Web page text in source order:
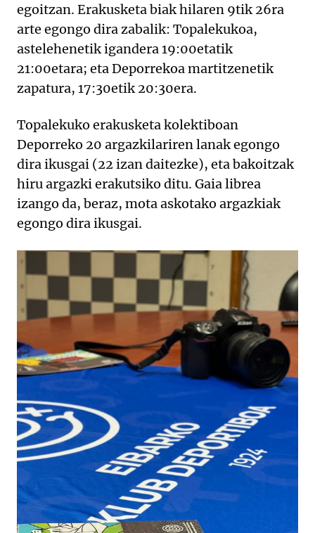
egoitzan. Erakusketa biak hilaren 9tik 26ra
arte egongo dira zabalik: Topalekukoa,
astelehenetik igandera 19:00etatik
21:00etara; eta Deporrekoa martitzenetik
zapatura, 17:30etik 20:30era.
Topalekuko erakusketa kolektiboan
Deporreko 20 argazkilariren lanak egongo
dira ikusgai (22 izan daitezke), eta bakoitzak
hiru argazki erakutsiko ditu. Gaia librea
izango da, beraz, mota askotako argazkiak
egongo dira ikusgai.